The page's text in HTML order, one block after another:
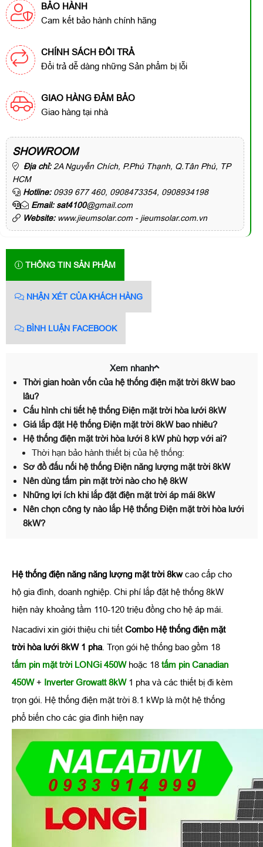
BẢO HÀNH
Cam kết bảo hành chính hãng
CHÍNH SÁCH ĐỔI TRẢ
Đổi trả dễ dàng những Sản phẩm bị lỗi
GIAO HÀNG ĐẢM BẢO
Giao hàng tại nhà
SHOWROOM
Địa chỉ: 2A Nguyễn Chích, P.Phú Thạnh, Q.Tân Phú, TP
HCM
Hotline: 0939 677 460, 0908473354, 0908934198
Email: sat4100@gmail.com
Website:www.jieumsolar.com - jieumsolar.com.vn
THÔNG TIN SẢN PHẨM
NHẬN XÉT CỦA KHÁCH HÀNG
BÌNH LUẬN FACEBOOK
Xem nhanh
Thời gian hoàn vốn của hệ thống điện mặt trời 8kW bao
lâu?
Cấu hình chi tiết hệ thống Điện mặt trời hòa lưới 8kW
Giá lắp đặt Hệ thống Điện mặt trời 8kW bao nhiêu?
Hệ thống điện mặt trời hòa lưới 8 kW phù hợp với ai?
Thời hạn bảo hành thiết bị của hệ thống:
Sơ đồ đấu nối hệ thống Điện năng lượng mặt trời 8kW
Nên dùng tấm pin mặt trời nào cho hệ 8kW
Những lợi ích khi lắp đặt điện mặt trời áp mái 8kW
Nên chọn công ty nào lắp Hệ thống Điện mặt trời hòa lưới
8kW?
Hệ thống điện năng năng lượng mặt trời 8kwcao cấp cho
hộ gia đình, doanh nghiệp. Chi phí lắp đặt hệ thống 8kW
hiện này khoảng tầm 110-120 triệu đồng cho hệ áp mái.
Nacadivi xin giới thiệu chi tiết Combo Hệ thống điện mặt
trời hòa lưới 8kW 1 pha . Trọn gói hệ thống bao gồm 18
tấm pin mặt trời LONGi 450Whoặc 18 tấm pin Canadian
450W+ Inverter Growatt 8kW1 pha và các thiết bị đi kèm
trọn gói. Hệ thống điện mặt trời 8.1 kWp là một hệ thống
phổ biến cho các gia đình hiện nay